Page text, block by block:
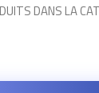
DANS LA